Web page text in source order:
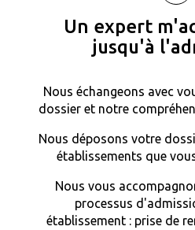
Un expert
jusqu'à
Nous échangeons avec
dossier et notre
Nous déposons votre
établissements que
Nous vous
processus
établissement : prise de